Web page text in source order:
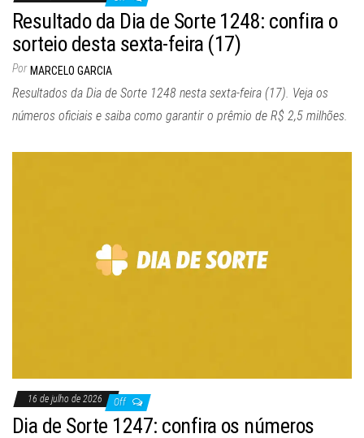
Resultado da Dia de Sorte 1248: confira o
sorteio desta sexta-feira (17)
Por MARCELO GARCIA
Resultados da Dia de Sorte 1248 nesta sexta-feira (17). Veja os
números oficiais e saiba como garantir o prêmio de R$ 2,5 milhões.
16 de julho de 2026 Off
Dia de Sorte 1247: confira os números